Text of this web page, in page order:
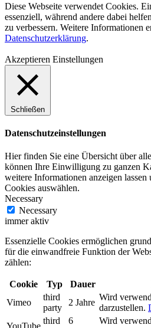
Diese Webseite verwendet Cookies.
essenziell, während andere dabei
zu verbessern. Weitere Informationen
Datenschutzerklärung.
Akzeptieren Einstellungen
Schließen
Datenschutzeinstellungen
Hier finden Sie eine Übersicht über
können Ihre Einwilligung zu ganzen
weitere Informationen anzeigen lassen
Cookies auswählen.
Necessary
Necessary
immer aktiv
Essenzielle Cookies ermöglichen
für die einwandfreie Funktion der
zählen:
Cookie Typ Dauer
Vimeo
third
party
2 Jahre
Wird
darzustellen.
third
6
Wird